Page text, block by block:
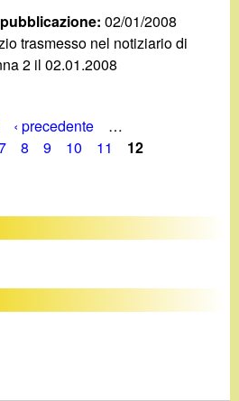
02/01/2008
trasmesso nel notiziario di
2 il 02.01.2008
‹ precedente
…
8 9 10 11 12